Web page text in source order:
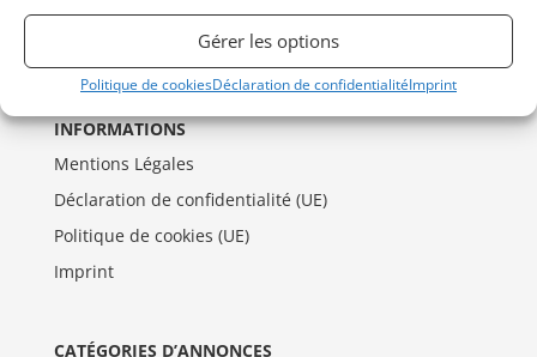
Gérer les options
Politique de cookiesDéclaration de confidentialitéImprint
INFORMATIONS
Mentions Légales
Déclaration de confidentialité (UE)
Politique de cookies (UE)
Imprint
CATÉGORIES D’ANNONCES